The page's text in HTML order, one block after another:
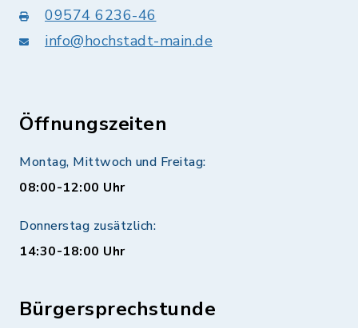
09574 6236-46
info@hochstadt-main.de
Öffnungszeiten
Montag, Mittwoch und Freitag:
08:00-12:00 Uhr
Donnerstag zusätzlich:
14:30-18:00 Uhr
Bürgersprechstunde